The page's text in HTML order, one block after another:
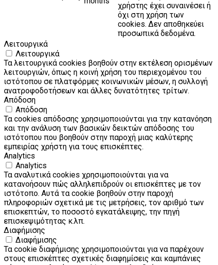
χρήστης έχει συναινέσει ή
όχι στη χρήση των
cookies. Δεν αποθηκεύει
προσωπικά δεδομένα.
Λειτουργικά
Λειτουργικά
Τα λειτουργικά cookies βοηθούν στην εκτέλεση ορισμένων
λειτουργιών, όπως η κοινή χρήση του περιεχομένου του
ιστότοπου σε πλατφόρμες κοινωνικών μέσων, η συλλογή
ανατροφοδοτήσεων και άλλες δυνατότητες τρίτων.
Απόδοση
Απόδοση
Τα cookies απόδοσης χρησιμοποιούνται για την κατανόηση
και την ανάλυση των βασικών δεικτών απόδοσης του
ιστότοπου που βοηθούν στην παροχή μιας καλύτερης
εμπειρίας χρήστη για τους επισκέπτες.
Analytics
Analytics
Τα αναλυτικά cookies χρησιμοποιούνται για να
κατανοήσουν πώς αλληλεπιδρούν οι επισκέπτες με τον
ιστότοπο. Αυτά τα cookie βοηθούν στην παροχή
πληροφοριών σχετικά με τις μετρήσεις, τον αριθμό των
επισκεπτών, το ποσοστό εγκατάλειψης, την πηγή
επισκεψιμότητας κ.λπ.
Διαφήμισης
Διαφήμισης
Τα cookie διαφήμισης χρησιμοποιούνται για να παρέχουν
στους επισκέπτες σχετικές διαφημίσεις και καμπάνιες